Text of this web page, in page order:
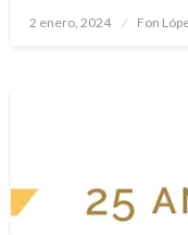
Publicado
2 enero, 2024 Fon